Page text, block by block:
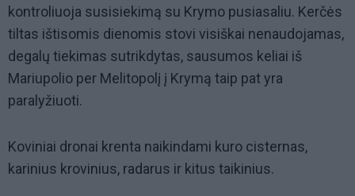
kontroliuoja susisiekimą su Krymo pusiasaliu. Kerčės
tiltas ištisomis dienomis stovi visiškai nenaudojamas,
degalų tiekimas sutrikdytas, sausumos keliai iš
Mariupolio per Melitopolį į Krymą taip pat yra
paralyžiuoti.
Koviniai dronai krenta naikindami kuro cisternas,
karinius krovinius, radarus ir kitus taikinius.